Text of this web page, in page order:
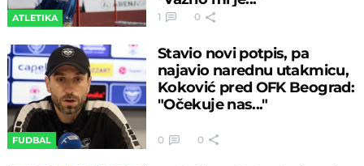
ATLETIKA 1 0
FUDBAL
Stavio novi potpis, pa
najavio narednu utakmicu,
Koković pred OFK Beograd:
"Očekuje nas..."
0 0